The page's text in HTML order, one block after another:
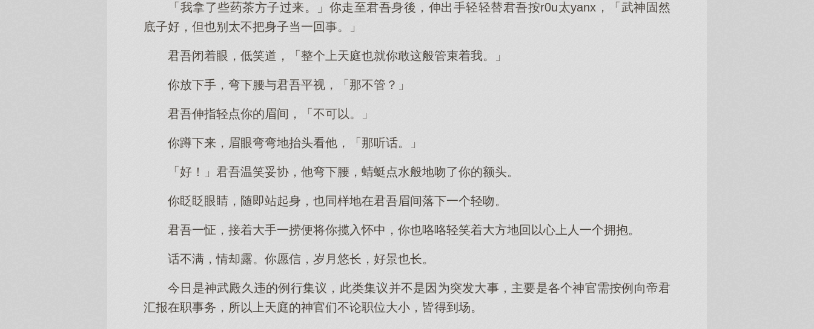
「我拿了些药茶方子过来。」你走至君吾身後，伸出手轻轻替君吾按r0u太yanx，「武神固然
底子好，但也别太不把身子当一回事。」
君吾闭着眼，低笑道，「整个上天庭也就你敢这般管束着我。」
你放下手，弯下腰与君吾平视，「那不管？」
君吾伸指轻点你的眉间，「不可以。」
你蹲下来，眉眼弯弯地抬头看他，「那听话。」
「好！」君吾温笑妥协，他弯下腰，蜻蜓点水般地吻了你的额头。
你眨眨眼睛，随即站起身，也同样地在君吾眉间落下一个轻吻。
君吾一怔，接着大手一捞便将你揽入怀中，你也咯咯轻笑着大方地回以心上人一个拥抱。
话不满，情却露。你愿信，岁月悠长，好景也长。
今日是神武殿久违的例行集议，此类集议并不是因为突发大事，主要是各个神官需按例向帝君
汇报在职事务，所以上天庭的神官们不论职位大小，皆得到场。